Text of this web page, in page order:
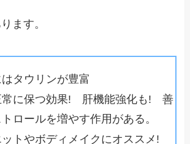
ます。
はタウリンが豊富
常に保つ効果! 肝機能強化も! 善
ロールを増やす作用がある。
ットやボディメイクにオススメ!